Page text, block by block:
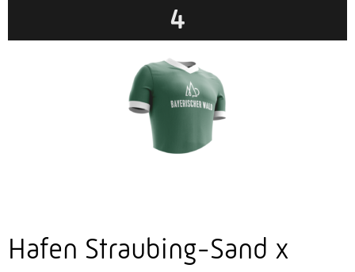
4
Hafen Straubing-Sand x